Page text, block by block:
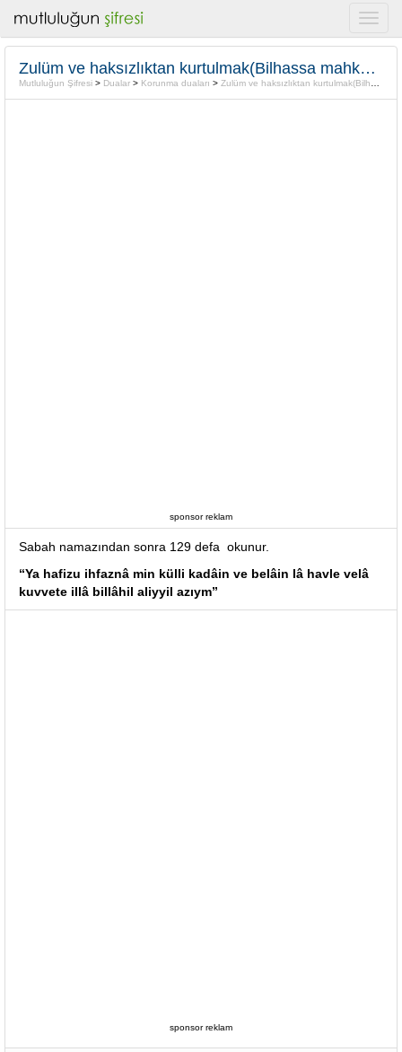
Zulüm ve haksızlıktan kurtulmak(Bilhassa mahkemelerde haksızlığa uğramamak) için dua
Mutluluğun Şifresi > Dualar > Korunma duaları > Zulüm ve haksızlıktan kurtulmak(Bilhassa mahkemelerde haksızlığa uğramamak) için dua
sponsor reklam
Sabah namazından sonra 129 defa okunur.
“Ya hafizu ihfaznâ min külli kadâin ve belâin lâ havle velâ
kuvvete illâ billâhil aliyyil azıym”
sponsor reklam